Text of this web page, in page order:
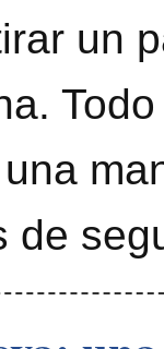
un
de